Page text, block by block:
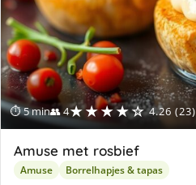
⏱ 5 min👥 4★★★★☆ 4.26 (23)
Amuse met rosbief
Amuse Borrelhapjes & tapas